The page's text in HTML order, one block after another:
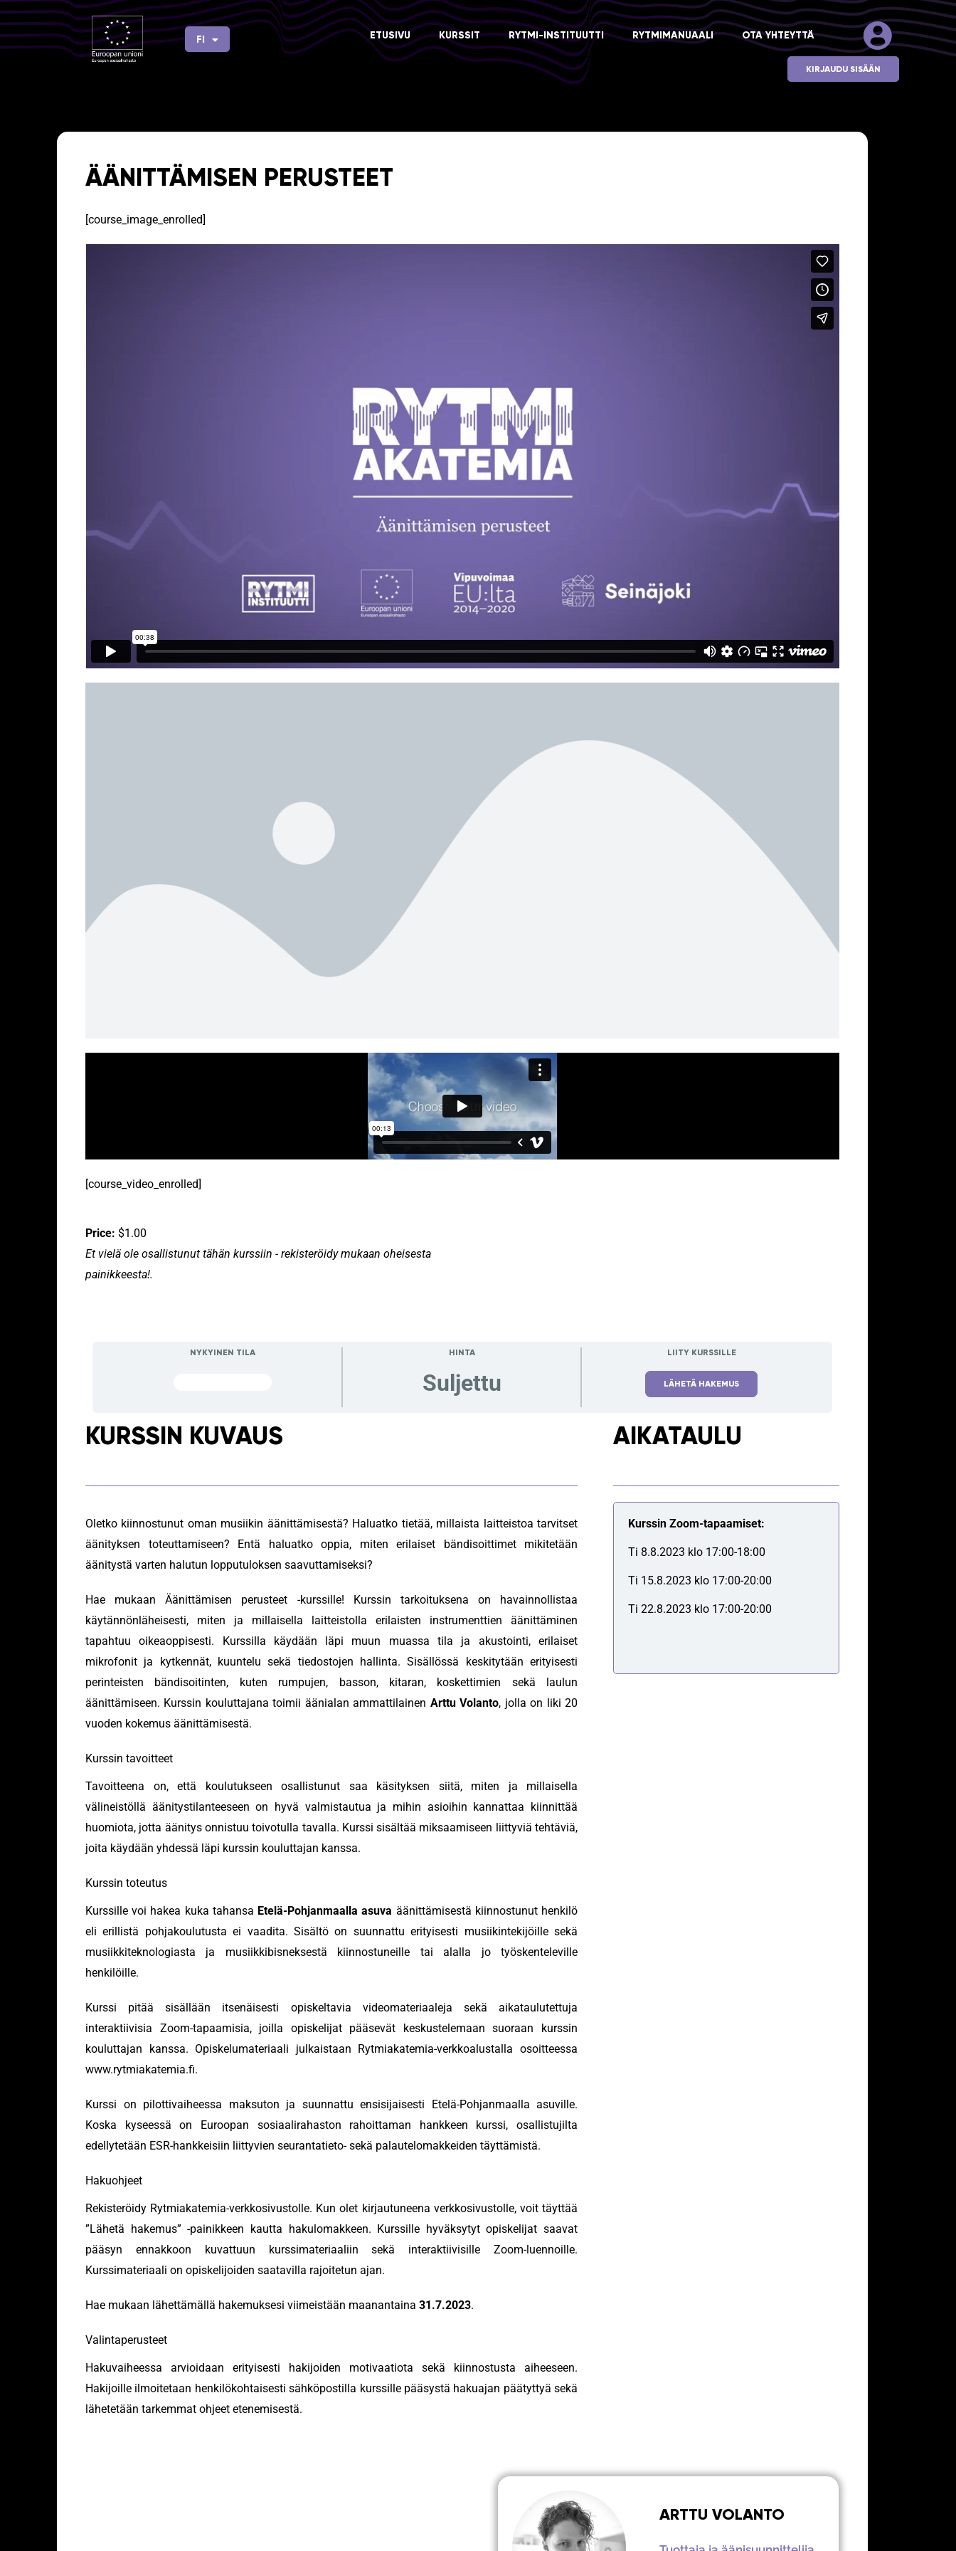
Siirry
sisältöön
FI
EN ETUSIVU KURSSIT RYTMI-INSTITUUTTI RYTMIMANUAALI OTA YHTEYTTÄ
KIRJAUDU SISÄÄN
ÄÄNITTÄMISEN PERUSTEET
[course_image_enrolled]
[course_video_enrolled]
Price: $1.00
Et vielä ole osallistunut tähän kurssiin - rekisteröidy mukaan oheisesta
painikkeesta!.
NYKYINEN TILA HINTA
Suljettu
LIITY KURSSILLE
LÄHETÄ HAKEMUS
KURSSIN KUVAUS
Oletko kiinnostunut oman musiikin äänittämisestä? Haluatko tietää, millaista laitteistoa tarvitset
äänityksen toteuttamiseen? Entä haluatko oppia, miten erilaiset bändisoittimet mikitetään
äänitystä varten halutun lopputuloksen saavuttamiseksi?
Hae mukaan Äänittämisen perusteet -kurssille! Kurssin tarkoituksena on havainnollistaa
käytännönläheisesti, miten ja millaisella laitteistolla erilaisten instrumenttien äänittäminen
tapahtuu oikeaoppisesti. Kurssilla käydään läpi muun muassa tila ja akustointi, erilaiset
mikrofonit ja kytkennät, kuuntelu sekä tiedostojen hallinta. Sisällössä keskitytään erityisesti
perinteisten bändisoitinten, kuten rumpujen, basson, kitaran, koskettimien sekä laulun
äänittämiseen. Kurssin kouluttajana toimii äänialan ammattilainen Arttu Volanto, jolla on liki 20
vuoden kokemus äänittämisestä.
Kurssin tavoitteet
Tavoitteena on, että koulutukseen osallistunut saa käsityksen siitä, miten ja millaisella
välineistöllä äänitystilanteeseen on hyvä valmistautua ja mihin asioihin kannattaa kiinnittää
huomiota, jotta äänitys onnistuu toivotulla tavalla. Kurssi sisältää miksaamiseen liittyviä tehtäviä,
joita käydään yhdessä läpi kurssin kouluttajan kanssa.
Kurssin toteutus
Kurssille voi hakea kuka tahansa Etelä-Pohjanmaalla asuva äänittämisestä kiinnostunut henkilö
eli erillistä pohjakoulutusta ei vaadita. Sisältö on suunnattu erityisesti musiikintekijöille sekä
musiikkiteknologiasta ja musiikkibisneksestä kiinnostuneille tai alalla jo työskenteleville
henkilöille.
Kurssi pitää sisällään itsenäisesti opiskeltavia videomateriaaleja sekä aikataulutettuja
interaktiivisia Zoom-tapaamisia, joilla opiskelijat pääsevät keskustelemaan suoraan kurssin
kouluttajan kanssa. Opiskelumateriaali julkaistaan Rytmiakatemia-verkkoalustalla osoitteessa
www.rytmiakatemia.fi.
Kurssi on pilottivaiheessa maksuton ja suunnattu ensisijaisesti Etelä-Pohjanmaalla asuville.
Koska kyseessä on Euroopan sosiaalirahaston rahoittaman hankkeen kurssi, osallistujilta
edellytetään ESR-hankkeisiin liittyvien seurantatieto- sekä palautelomakkeiden täyttämistä.
Hakuohjeet
Rekisteröidy Rytmiakatemia-verkkosivustolle. Kun olet kirjautuneena verkkosivustolle, voit täyttää
”Lähetä hakemus” -painikkeen kautta hakulomakkeen. Kurssille hyväksytyt opiskelijat saavat
pääsyn ennakkoon kuvattuun kurssimateriaaliin sekä interaktiivisille Zoom-luennoille.
Kurssimateriaali on opiskelijoiden saatavilla rajoitetun ajan.
Hae mukaan lähettämällä hakemuksesi viimeistään maanantaina 31.7.2023.
Valintaperusteet
Hakuvaiheessa arvioidaan erityisesti hakijoiden motivaatiota sekä kiinnostusta aiheeseen.
Hakijoille ilmoitetaan henkilökohtaisesti sähköpostilla kurssille pääsystä hakuajan päätyttyä sekä
lähetetään tarkemmat ohjeet etenemisestä.
AIKATAULU
Kurssin Zoom-tapaamiset:
Ti 8.8.2023 klo 17:00-18:00
Ti 15.8.2023 klo 17:00-20:00
Ti 22.8.2023 klo 17:00-20:00
ARTTU VOLANTO